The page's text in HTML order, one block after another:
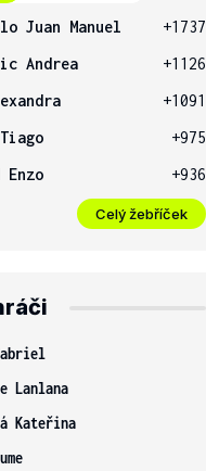
Juan Manuel
+1737
Andrea
+1126
+1091
+975
Enzo
+936
Celý žebříček
Lanlana
Kateřina